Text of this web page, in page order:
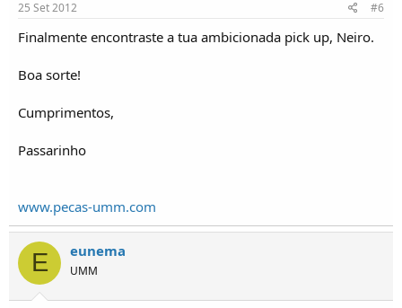
25 Set 2012 #6
Finalmente encontraste a tua ambicionada pick up, Neiro.
Boa sorte!
Cumprimentos,
Passarinho
www.pecas-umm.com
E eunema
UMM